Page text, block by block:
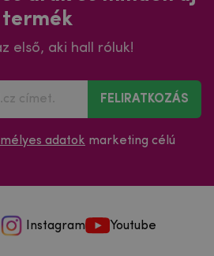
termék
első, aki hall róluk!
FELIRATKOZÁS
adatok marketing célú
Instagram Youtube